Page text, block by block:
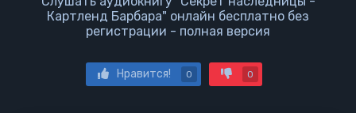
Картленд Барбара" онлайн бесплатно без
регистрации - полная версия
Нравится! 0 0